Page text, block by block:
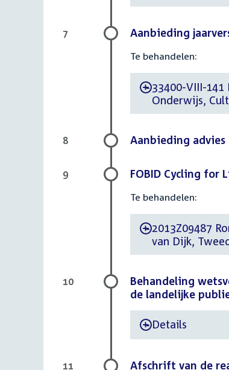
Aanbieding
Te behandelen:
-33400-VIII-
Onderwijs,
7
Aanbieding
8
FOBID Cycling for
Te behandelen:
-2013Z09487
van Dijk,
9
Behandeling
de landelijke
- Details
10
Afschrift van de
11